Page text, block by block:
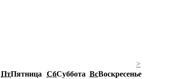
>
ПтПятница СбСуббота ВсВоскресенье